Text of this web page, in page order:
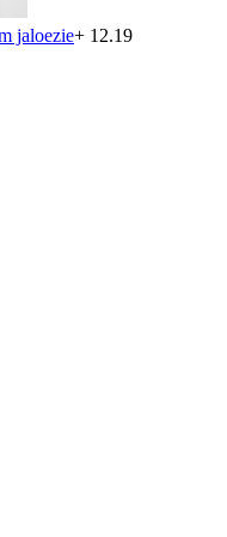
jaloezie+ 12.19